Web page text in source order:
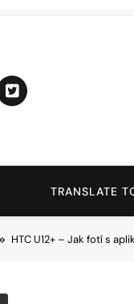
TRANSLATE
HTC U12+ – Jak fotí s